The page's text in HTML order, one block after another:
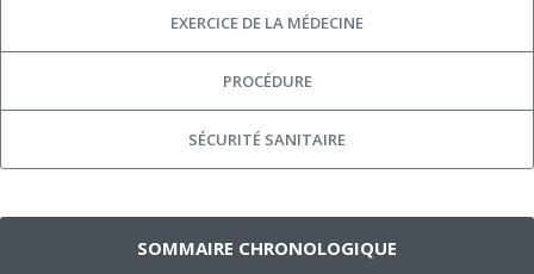
EXERCICE DE LA MÉDECINE
PROCÉDURE
SÉCURITÉ SANITAIRE
SOMMAIRE CHRONOLOGIQUE